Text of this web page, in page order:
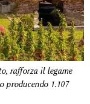
rafforza il legame
producendo 1.107